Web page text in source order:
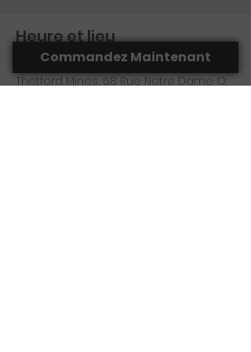
Heure et lieu
29 nov. 2025, 09 h 00 – 11 h 00
Thetford Mines, 68 Rue Notre Dame O,
Commandez Maintenant